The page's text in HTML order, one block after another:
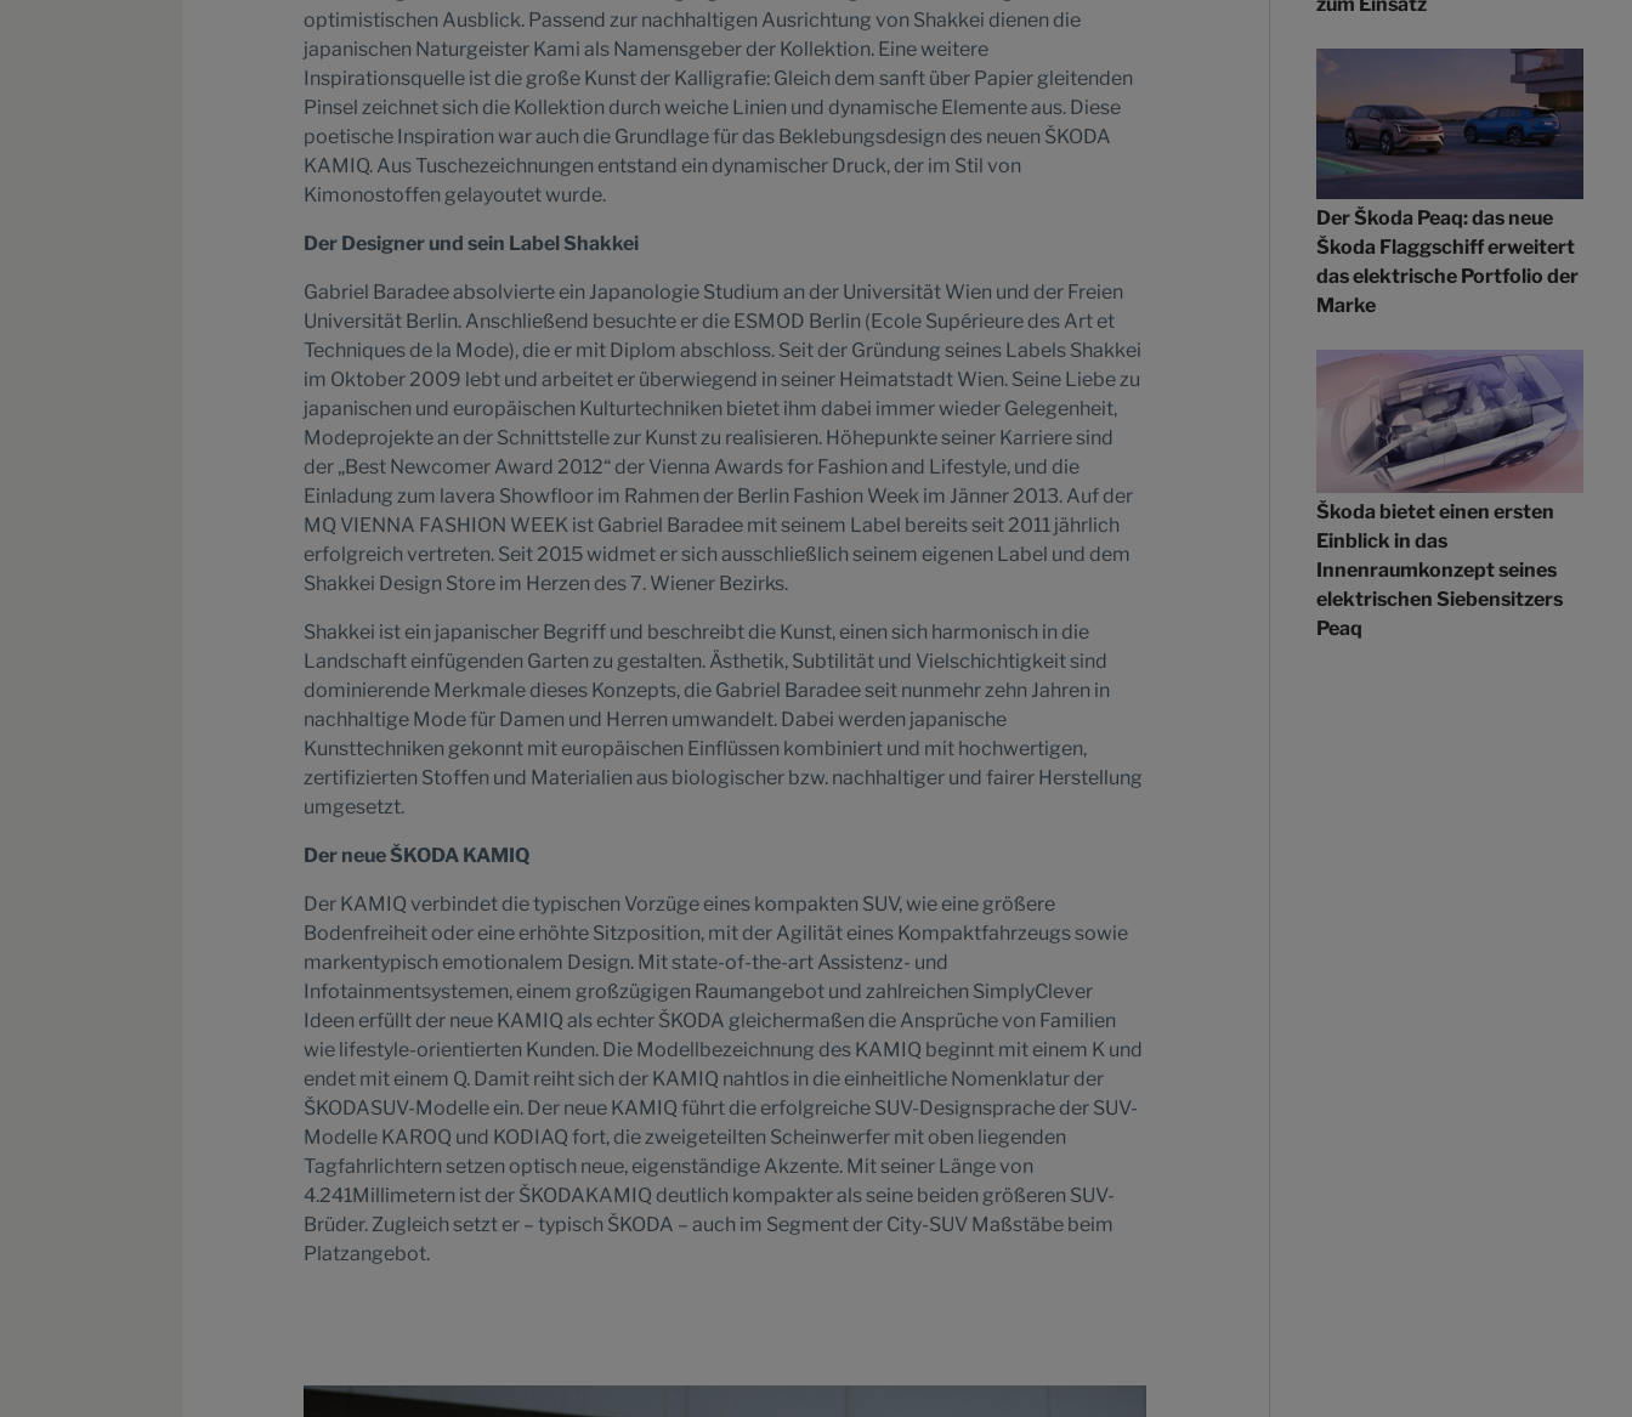
optimistischen Ausblick. Passend zur nachhaltigen Ausrichtung von Shakkei dienen die
japanischen Naturgeister Kami als Namensgeber der Kollektion. Eine weitere
Inspirationsquelle ist die große Kunst der Kalligrafie: Gleich dem sanft über Papier gleitenden
Pinsel zeichnet sich die Kollektion durch weiche Linien und dynamische Elemente aus. Diese
poetische Inspiration war auch die Grundlage für das Beklebungsdesign des neuen ŠKODA
KAMIQ. Aus Tuschezeichnungen entstand ein dynamischer Druck, der im Stil von
Kimonostoffen gelayoutet wurde.
Der Designer und sein Label Shakkei
Gabriel Baradee absolvierte ein Japanologie Studium an der Universität Wien und der Freien
Universität Berlin. Anschließend besuchte er die ESMOD Berlin (Ecole Supérieure des Art et
Techniques de la Mode), die er mit Diplom abschloss. Seit der Gründung seines Labels Shakkei
im Oktober 2009 lebt und arbeitet er überwiegend in seiner Heimatstadt Wien. Seine Liebe zu
japanischen und europäischen Kulturtechniken bietet ihm dabei immer wieder Gelegenheit,
Modeprojekte an der Schnittstelle zur Kunst zu realisieren. Höhepunkte seiner Karriere sind
der „Best Newcomer Award 2012“ der Vienna Awards for Fashion and Lifestyle, und die
Einladung zum lavera Showfloor im Rahmen der Berlin Fashion Week im Jänner 2013. Auf der
MQ VIENNA FASHION WEEK ist Gabriel Baradee mit seinem Label bereits seit 2011 jährlich
erfolgreich vertreten. Seit 2015 widmet er sich ausschließlich seinem eigenen Label und dem
Shakkei Design Store im Herzen des 7. Wiener Bezirks.
Shakkei ist ein japanischer Begriff und beschreibt die Kunst, einen sich harmonisch in die
Landschaft einfügenden Garten zu gestalten. Ästhetik, Subtilität und Vielschichtigkeit sind
dominierende Merkmale dieses Konzepts, die Gabriel Baradee seit nunmehr zehn Jahren in
nachhaltige Mode für Damen und Herren umwandelt. Dabei werden japanische
Kunsttechniken gekonnt mit europäischen Einflüssen kombiniert und mit hochwertigen,
zertifizierten Stoffen und Materialien aus biologischer bzw. nachhaltiger und fairer Herstellung
umgesetzt.
Der neue ŠKODA KAMIQ
Der KAMIQ verbindet die typischen Vorzüge eines kompakten SUV, wie eine größere
Bodenfreiheit oder eine erhöhte Sitzposition, mit der Agilität eines Kompaktfahrzeugs sowie
markentypisch emotionalem Design. Mit state-of-the-art Assistenz- und
Infotainmentsystemen, einem großzügigen Raumangebot und zahlreichen SimplyClever
Ideen erfüllt der neue KAMIQ als echter ŠKODA gleichermaßen die Ansprüche von Familien
wie lifestyle-orientierten Kunden. Die Modellbezeichnung des KAMIQ beginnt mit einem K und
endet mit einem Q. Damit reiht sich der KAMIQ nahtlos in die einheitliche Nomenklatur der
ŠKODASUV-Modelle ein. Der neue KAMIQ führt die erfolgreiche SUV-Designsprache der SUV-
Modelle KAROQ und KODIAQ fort, die zweigeteilten Scheinwerfer mit oben liegenden
Tagfahrlichtern setzen optisch neue, eigenständige Akzente. Mit seiner Länge von
4.241Millimetern ist der ŠKODAKAMIQ deutlich kompakter als seine beiden größeren SUV-
Brüder. Zugleich setzt er – typisch ŠKODA – auch im Segment der City-SUV Maßstäbe beim
Platzangebot.
zum Einsatz
Der Škoda Peaq: das neue
Škoda Flaggschiff erweitert
das elektrische Portfolio der
Marke
Škoda bietet einen ersten
Einblick in das
Innenraumkonzept seines
elektrischen Siebensitzers
Peaq